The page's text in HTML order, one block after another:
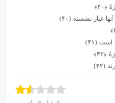
﴿۴۰﴾
غبار نشسته (۴۰)
(۴۱)
﴿۴۲﴾
(۴۲)